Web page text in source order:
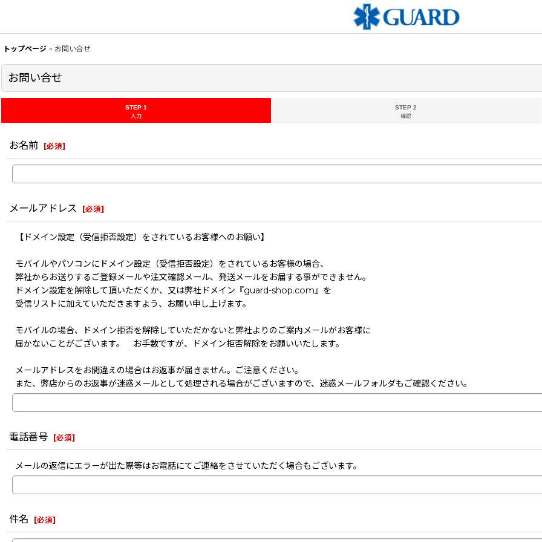
トップページ > お問い合せ
お問い合せ
STEP 1
入力
STEP 2
確認
お名前 [必須]
メールアドレス [必須]
【ドメイン設定（受信拒否設定）をされているお客様へのお願い】
モバイルやパソコンにドメイン設定（受信拒否設定）をされているお客様の場合、
弊社からお送りするご登録メールや注文確認メール、発送メールをお届する事ができません。
ドメイン設定を解除して頂いただくか、又は弊社ドメイン『guard-shop.com』を
受信リストに加えていただきますよう、お願い申し上げます。
モバイルの場合、ドメイン拒否を解除していただかないと弊社よりのご案内メールがお客様に
届かないことがございます。 お手数ですが、ドメイン拒否解除をお願いいたします。
メールアドレスをお間違えの場合はお返事が届きません。ご注意ください。
また、弊店からのお返事が迷惑メールとして処理される場合がございますので、迷惑メールフォルダもご確認ください。
電話番号 [必須]
メールの返信にエラーが出た際等はお電話にてご連絡をさせていただく場合もございます。
件名 [必須]